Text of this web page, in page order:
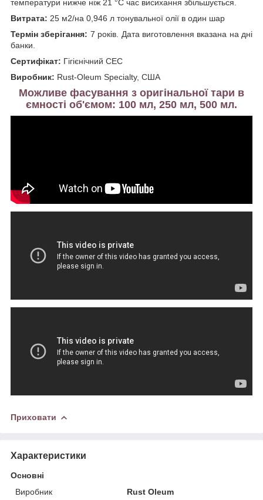
температури нижче ніж 21 °C час висихання збільшується.
Витрата: 25 м2/на 0,946 л тонувальної олії в один шар
Термін зберігання: 7 років. Дата виготовлення вказана на дні
банки.
Сертифікат: Гігієнічний СЕС
Виробник: Rust-Oleum Specialty, США
Можливе фасування з оригінальної тари в
ємності об'ємом: 100 мл, 250 мл, 500 мл.
Приховати
Характеристики
Основні
Виробник
Rust Oleum